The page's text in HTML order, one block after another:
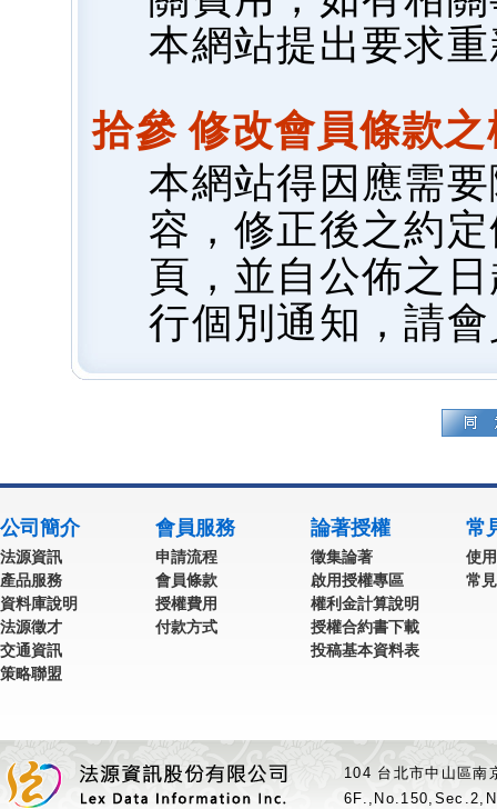
本網站提出要求
拾參 修改會員條款
本網站得因應需
容，修正後之約
頁，並自公佈之
行個別通知，請
公司簡介
法源資訊
產品服務
資料庫說明
法源徵才
交通資訊
策略聯盟
會員服務
申請流程
會員條款
授權費用
付款方式
論著授權
徵集論著
啟用授權專區
權利金計算說明
授權合約書下載
投稿基本資料表
常
使
常
104 台北市中山區